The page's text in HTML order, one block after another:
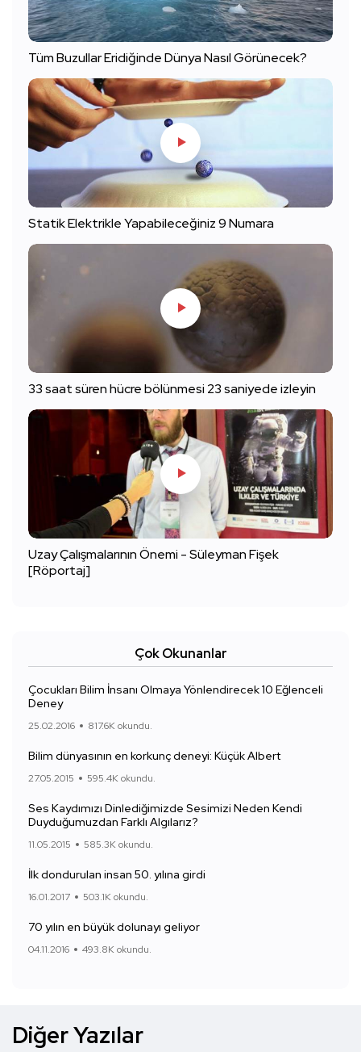
Tüm Buzullar Eridiğinde Dünya Nasıl Görünecek?
Statik Elektrikle Yapabileceğiniz 9 Numara
33 saat süren hücre bölünmesi 23 saniyede izleyin
Uzay Çalışmalarının Önemi - Süleyman Fişek
[Röportaj]
Çok Okunanlar
Çocukları Bilim İnsanı Olmaya Yönlendirecek 10 Eğlenceli
Deney
25.02.2016 817.6K okundu.
Bilim dünyasının en korkunç deneyi: Küçük Albert
27.05.2015 595.4K okundu.
Ses Kaydımızı Dinlediğimizde Sesimizi Neden Kendi
Duyduğumuzdan Farklı Algılarız?
11.05.2015 585.3K okundu.
İlk dondurulan insan 50. yılına girdi
16.01.2017 503.1K okundu.
70 yılın en büyük dolunayı geliyor
04.11.2016 493.8K okundu.
Diğer Yazılar